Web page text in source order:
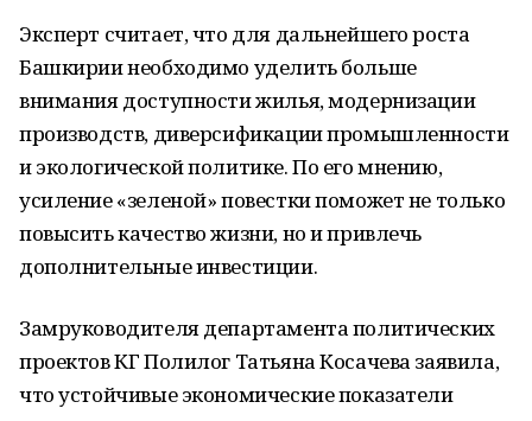
Эксперт считает, что для дальнейшего роста
Башкирии необходимо уделить больше
внимания доступности жилья, модернизации
производств, диверсификации промышленности
и экологической политике. По его мнению,
усиление «зеленой» повестки поможет не только
повысить качество жизни, но и привлечь
дополнительные инвестиции.
Замруководителя департамента политических
проектов КГ Полилог Татьяна Косачева заявила,
что устойчивые экономические показатели